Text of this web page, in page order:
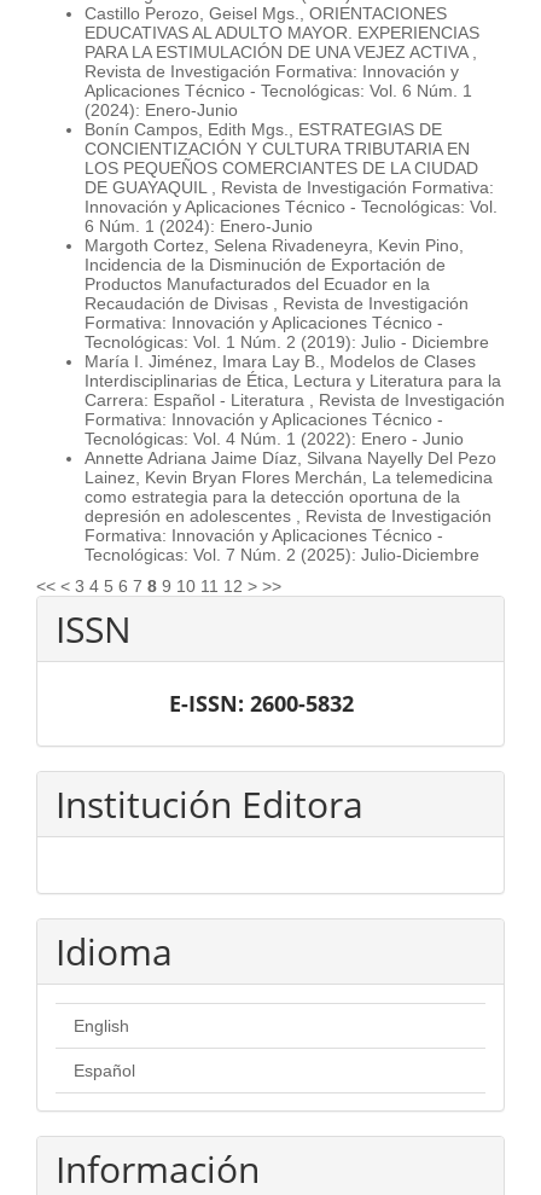
Castillo Perozo, Geisel Mgs., ORIENTACIONES
EDUCATIVAS AL ADULTO MAYOR. EXPERIENCIAS
PARA LA ESTIMULACIÓN DE UNA VEJEZ ACTIVA
Revista de Investigación Formativa: Innovación y
Aplicaciones Técnico - Tecnológicas: Vol. 6 Núm. 1
(2024): Enero-Junio
Bonín Campos, Edith Mgs., ESTRATEGIAS DE
CONCIENTIZACIÓN Y CULTURA TRIBUTARIA EN
LOS PEQUEÑOS COMERCIANTES DE LA CIUDAD
DE GUAYAQUIL
Revista de Investigación Formativa:
Innovación y Aplicaciones Técnico - Tecnológicas: Vol.
6 Núm. 1 (2024): Enero-Junio
Margoth Cortez, Selena Rivadeneyra, Kevin Pino,
Incidencia de la Disminución de Exportación de
Productos Manufacturados del Ecuador en la
Recaudación de Divisas
Revista de Investigación
Formativa: Innovación y Aplicaciones Técnico -
Tecnológicas: Vol. 1 Núm. 2 (2019): Julio - Diciembre
María I. Jiménez, Imara Lay B., Modelos de Clases
Interdisciplinarias de Ética, Lectura y Literatura para la
Carrera: Español - Literatura
Revista de Investigación
Formativa: Innovación y Aplicaciones Técnico -
Tecnológicas: Vol. 4 Núm. 1 (2022): Enero - Junio
Annette Adriana Jaime Díaz, Silvana Nayelly Del Pezo
Lainez, Kevin Bryan Flores Merchán, La telemedicina
como estrategia para la detección oportuna de la
depresión en adolescentes
Revista de Investigación
Formativa: Innovación y Aplicaciones Técnico -
Tecnológicas: Vol. 7 Núm. 2 (2025): Julio-Diciembre
<< < 3 4 5 6 7 8 9 10 11 12 > >>
ISSN
E-ISSN: 2600-5832
Institución Editora
Idioma
English
Español
Información